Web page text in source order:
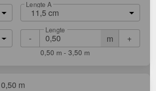
Lengte A
11,5 cm
- m
Lengte
+
0,50 m - 3,50 m
0,50 m